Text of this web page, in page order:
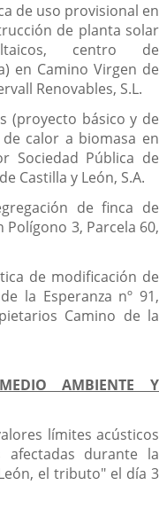
de uso provisional en
de planta solar
centro de
en Camino Virgen de
Renovables, S.L.
(proyecto básico y de
calor a biomasa en
Sociedad Pública de
Castilla y León, S.A.
de finca de
3, Parcela 60,
de modificación de
la Esperanza nº 91,
Camino de la
AMBIENTE Y
límites acústicos
afectadas durante la
el tributo" el día 3